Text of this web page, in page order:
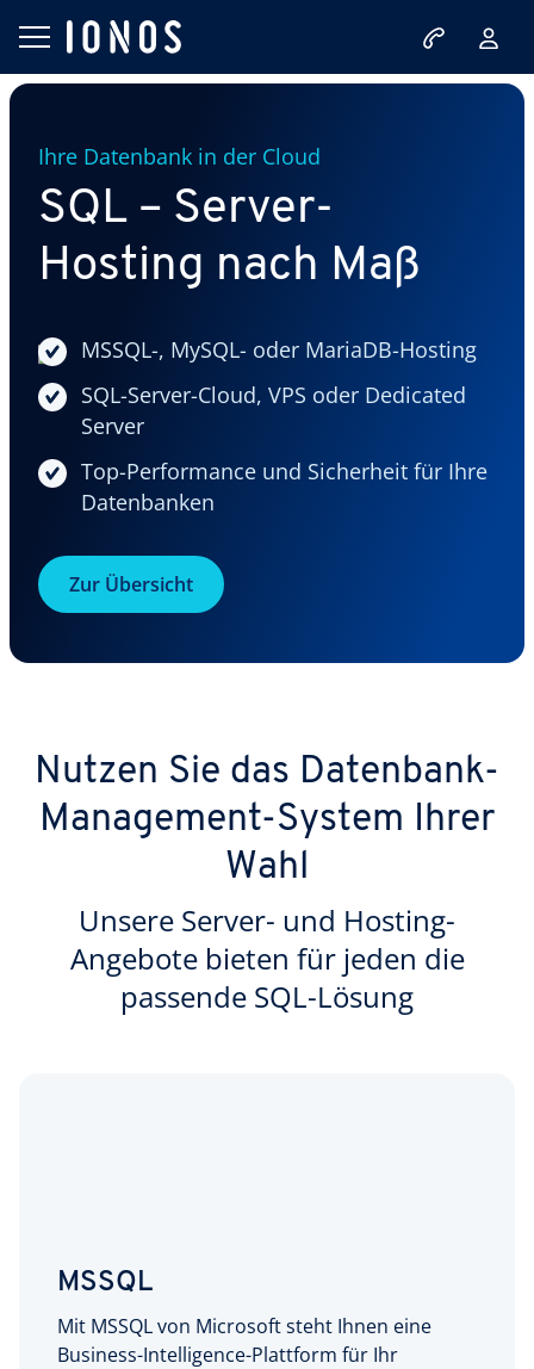
Ihre Datenbank in der Cloud
SQL – Server-
Hosting nach Maß
MSSQL-, MySQL- oder MariaDB-Hosting
SQL-Server-Cloud, VPS oder Dedicated
Server
Top-Performance und Sicherheit für Ihre
Datenbanken
Zur Übersicht
Nutzen Sie das Datenbank-
Management-System Ihrer
Wahl
Unsere Server- und Hosting-
Angebote bieten für jeden die
passende SQL-Lösung
MSSQL
Mit MSSQL von Microsoft steht Ihnen eine
Business-Intelligence-Plattform für Ihr